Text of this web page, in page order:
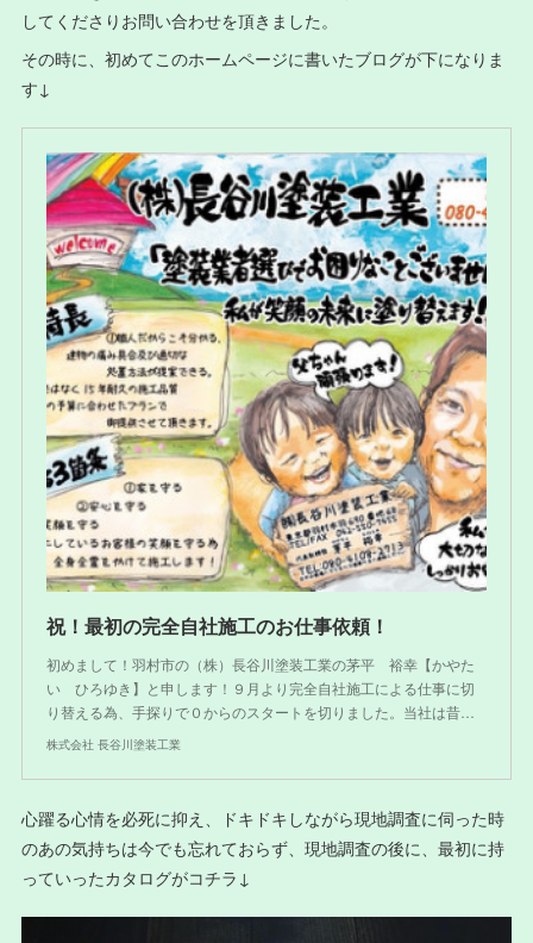
してくださりお問い合わせを頂きました。
その時に、初めてこのホームページに書いたブログが下になりま
す↓
祝！最初の完全自社施工のお仕事依頼！
初めまして！羽村市の（株）長谷川塗装工業の茅平 裕幸【かやた
い ひろゆき】と申します！９月より完全自社施工による仕事に切
り替える為、手探りで０からのスタートを切りました。当社は昔…
株式会社 長谷川塗装工業
心躍る心情を必死に抑え、ドキドキしながら現地調査に伺った時
のあの気持ちは今でも忘れておらず、現地調査の後に、最初に持
っていったカタログがコチラ↓